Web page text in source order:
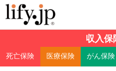
死亡保険 医療保険 がん保険
収入保